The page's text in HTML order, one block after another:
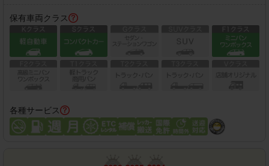
保有車両クラス
各種サービス